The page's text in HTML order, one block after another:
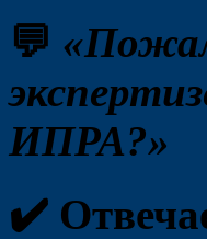
💬
ИПРА?»
✔️